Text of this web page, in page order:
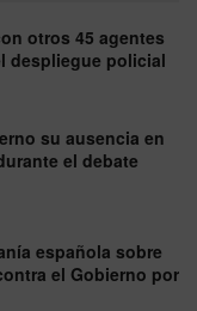
otros 45 agentes
despliegue policial
su ausencia en
el debate
española sobre
el Gobierno por